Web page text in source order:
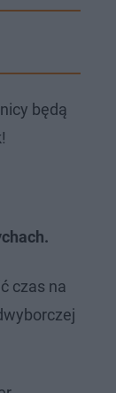
będą
czas na